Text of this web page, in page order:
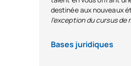
qu'ils possèdent le niveau B2 du
commun de référence pour les
La reconnaissance des ECTS
destinée aux nouveaux
l'exception du cursus de
Bases juridiques